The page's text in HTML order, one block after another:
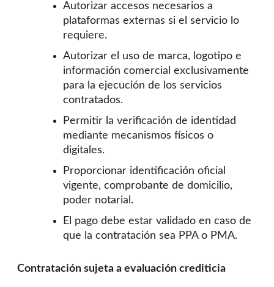
Autorizar accesos necesarios a
plataformas externas si el servicio lo
requiere.
Autorizar el uso de marca, logotipo e
información comercial exclusivamente
para la ejecución de los servicios
contratados.
Permitir la verificación de identidad
mediante mecanismos físicos o
digitales.
Proporcionar identificación oficial
vigente, comprobante de domicilio,
poder notarial.
El pago debe estar validado en caso de
que la contratación sea PPA o PMA.
Contratación sujeta a evaluación crediticia